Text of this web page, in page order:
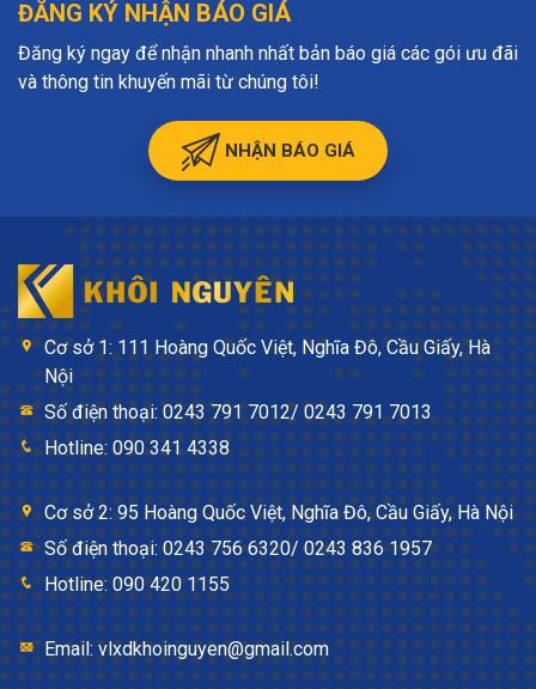
ĐĂNG KÝ NHẬN BÁO GIÁ
Đăng ký ngay để nhận nhanh nhất bản báo giá các gói ưu đãi
và thông tin khuyến mãi từ chúng tôi!
NHẬN BÁO GIÁ
Cơ sở 1: 111 Hoàng Quốc Việt, Nghĩa Đô, Cầu Giấy, Hà
Nội
Số điện thoại: 0243 791 7012/ 0243 791 7013
Hotline: 090 341 4338
Cơ sở 2: 95 Hoàng Quốc Việt, Nghĩa Đô, Cầu Giấy, Hà Nội
Số điện thoại: 0243 756 6320/ 0243 836 1957
Hotline: 090 420 1155
Email: vlxdkhoinguyen@gmail.com